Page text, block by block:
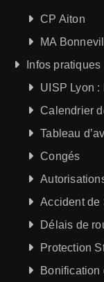
CP Aiton
MA
Infos pratiques
UISP Lyon
Calendrier
Tableau
Congés
Accident de
Délais de
Protection
Bonification